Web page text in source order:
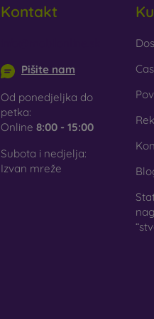
– staklo se
staklena maskica može
Reciklirani materijali
–
U našoj internetskoj
materijala. Dovoljno je samo
Kontakt
Pišite nam
Od ponedjeljka do
petka:
Online 8:00 - 15:00
Subota i nedjelja:
Izvan mreže